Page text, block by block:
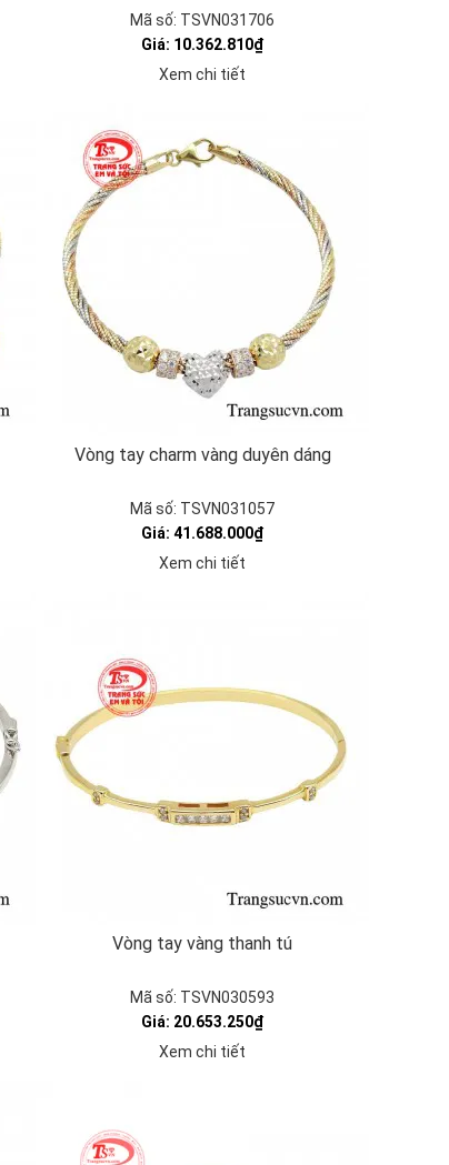
Mã số: TSVN031706
Giá: 10.362.810₫
Xem chi tiết
Vòng tay charm vàng duyên dáng
Mã số: TSVN031057
Giá: 41.688.000₫
Xem chi tiết
Vòng tay vàng thanh tú
Mã số: TSVN030593
Giá: 20.653.250₫
Xem chi tiết